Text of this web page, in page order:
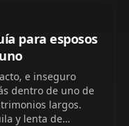
para esposos
e inseguro
dentro de uno de
largos.
y lenta de